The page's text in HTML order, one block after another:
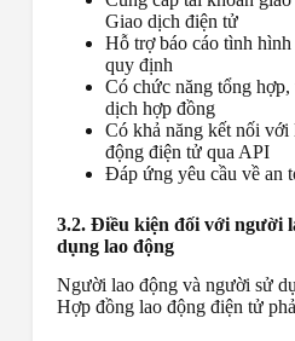
Giao dịch điện tử
Hỗ trợ báo cáo tình
quy định
Có chức năng tổng
dịch hợp đồng
Có khả năng kết nối với
động điện tử qua API
Đáp ứng yêu cầu về an
3.2. Điều kiện đối với người
dụng lao động
Người lao động và người sử
Hợp đồng lao động điện tử